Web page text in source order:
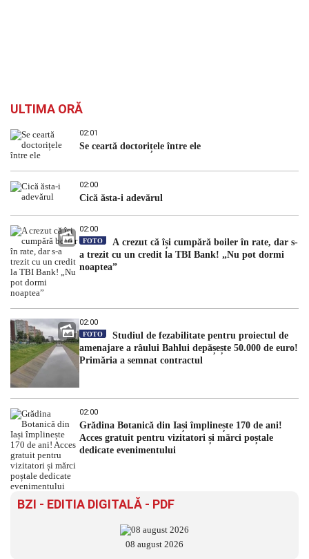
ULTIMA ORĂ
02:01
Se ceartă doctorițele între ele
02:00
Cică ăsta-i adevărul
02:00
FOTO
A crezut că își cumpără boiler în rate, dar s-
a trezit cu un credit la TBI Bank! „Nu pot dormi
noaptea”
02:00
FOTO
Studiul de fezabilitate pentru proiectul de
amenajare a râului Bahlui depășește 50.000 de euro!
Primăria a semnat contractul
02:00
Grădina Botanică din Iași împlinește 170 de ani!
Acces gratuit pentru vizitatori și mărci poștale
dedicate evenimentului
BZI - EDITIA DIGITALĂ - PDF
08 august 2026